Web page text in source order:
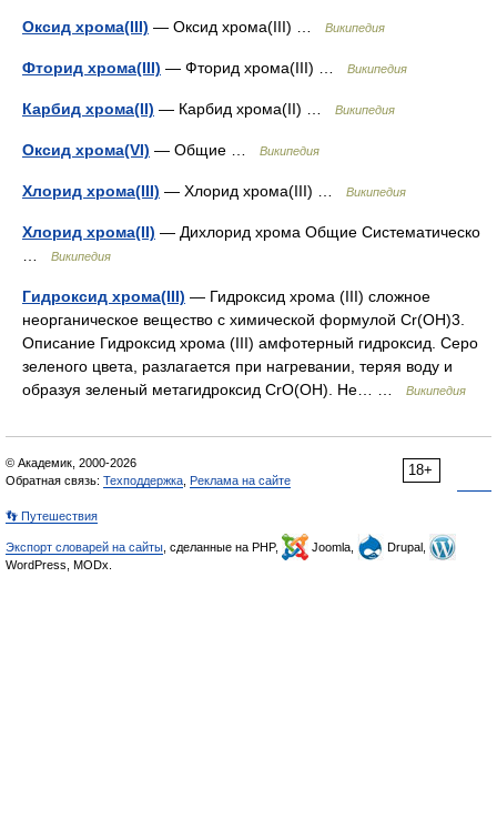
Оксид хрома(III) — Оксид хрома(III) … Википедия
Фторид хрома(III) — Фторид хрома(III) … Википедия
Карбид хрома(II) — Карбид хрома(II) … Википедия
Оксид хрома(VI) — Общие … Википедия
Хлорид хрома(III) — Хлорид хрома(III) … Википедия
Хлорид хрома(II) — Дихлорид хрома Общие Систематическо
Википедия
Гидроксид хрома(III) — Гидроксид хрома (III) сложное
неорганическое вещество с химической формулой Cr(OH)3.
Описание Гидроксид хрома (III) амфотерный гидроксид. Серо
зеленого цвета, разлагается при нагревании, теряя воду и
образуя зеленый метагидроксид CrO(OH). Не… …
Википедия
18+
© Академик, 2000-2026
Обратная связь: Техподдержка Реклама на сайте
👣 Путешествия
Экспорт словарей на сайты , сделанные на PHP, Joomla,
Drupal,
WordPress, MODx.